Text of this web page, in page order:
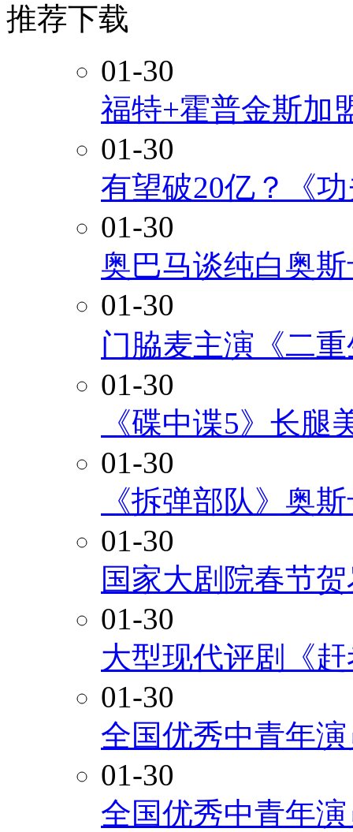
推荐下载
01-30
福特+霍普金斯加
01-30
有望破20亿？《
01-30
奥巴马谈纯白奥
01-30
门脇麦主演《二
01-30
《碟中谍5》长腿
01-30
《拆弹部队》奥
01-30
国家大剧院春节
01-30
大型现代评剧《
01-30
全国优秀中青年
01-30
全国优秀中青年